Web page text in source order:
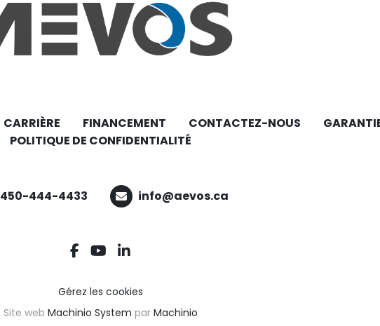
CARRIÈRE FINANCEMENT CONTACTEZ-NOUS
POLITIQUE DE CONFIDENTIALITÉ
450-444-4433 info@aevos.ca
facebookyoutube
linkedin
Gérez les cookies
Site web Machinio System par Machinio